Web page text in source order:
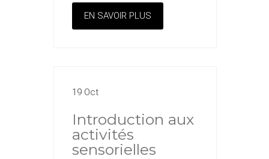
EN SAVOIR PLUS
19 Oct
Introduction aux
activités
sensorielles